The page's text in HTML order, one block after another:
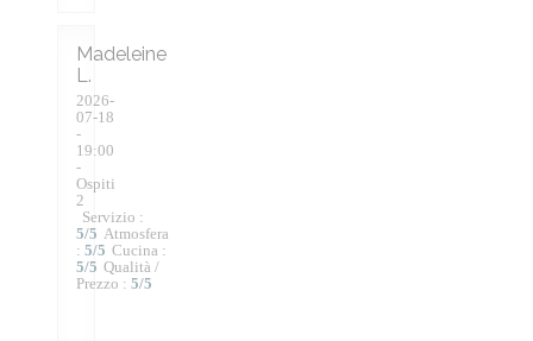
Madeleine
L
2026-
07-18
-
19:00
-
Ospiti
2
Servizio :
5/5 Atmosfera
: 5/5 Cucina :
5/5 Qualità /
Prezzo : 5/5